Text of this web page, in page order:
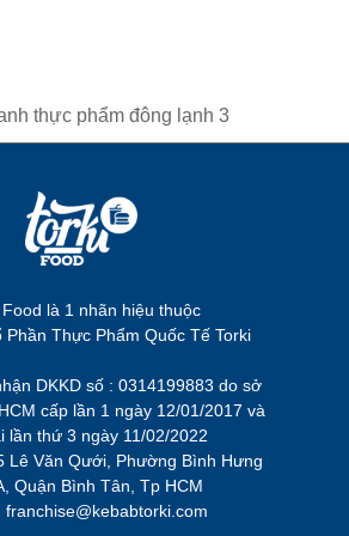
thực phẩm đông lạnh 3
Food là 1 nhãn hiệu thuộc
Phần Thực Phẩm Quốc Tế Torki
DKKD số : 0314199883 do sở
cấp lần 1 ngày 12/01/2017 và
lần thứ 3 ngày 11/02/2022
Lê Văn Qưới, Phường Bình Hưng
Quận Bình Tân, Tp HCM
franchise@kebabtorki.com